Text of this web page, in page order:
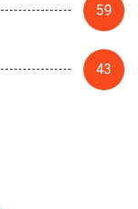
59
43